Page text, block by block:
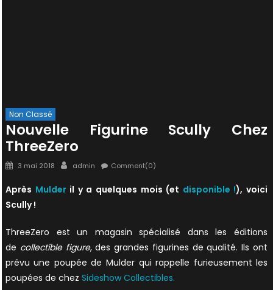
Non Classé
Nouvelle Figurine Scully Chez
ThreeZero
Posted
3 mai 2018 Author
admin Comment(0)
Après Mulderil y a quelques mois (et disponible !), voici
Scully !
ThreeZero est un magasin spécialisé dans les éditions
de collectible figure, des grandes figurines de qualité. Ils ont
prévu une poupée de Mulder qui rappelle furieusement les
poupées de chez Sideshow Collectibles.